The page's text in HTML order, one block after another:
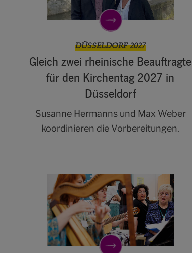
DÜSSELDORF 2027
Gleich zwei rheinische Beauftragte
für den Kirchentag 2027 in
Düsseldorf
Susanne Hermanns und Max Weber
koordinieren die Vorbereitungen.